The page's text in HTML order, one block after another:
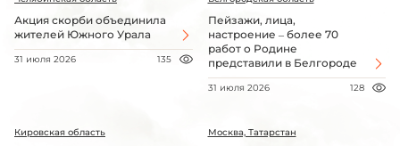
Акция скорби объединила
жителей Южного Урала
31 июля 2026 135
Пейзажи, лица,
настроение – более 70
работ о Родине
представили в Белгороде
31 июля 2026 128
Кировская область Москва, Татарстан